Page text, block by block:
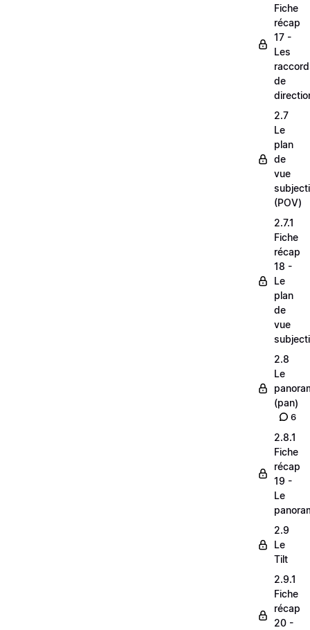
Fiche
récap
17 -
Les
de
2.7
Le
plan
de
vue
(POV)
2.7.1
Fiche
récap
18 -
Le
plan
de
vue
2.8
Le
(pan)
6
2.8.1
Fiche
récap
19 -
Le
2.9
Le
Tilt
2.9.1
Fiche
récap
20 -